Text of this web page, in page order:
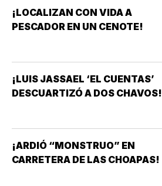
¡LOCALIZAN CON VIDA A
PESCADOR EN UN CENOTE!
¡LUIS JASSAEL ‘EL CUENTAS’
DESCUARTIZÓ A DOS CHAVOS!
¡ARDIÓ “MONSTRUO” EN
CARRETERA DE LAS CHOAPAS!